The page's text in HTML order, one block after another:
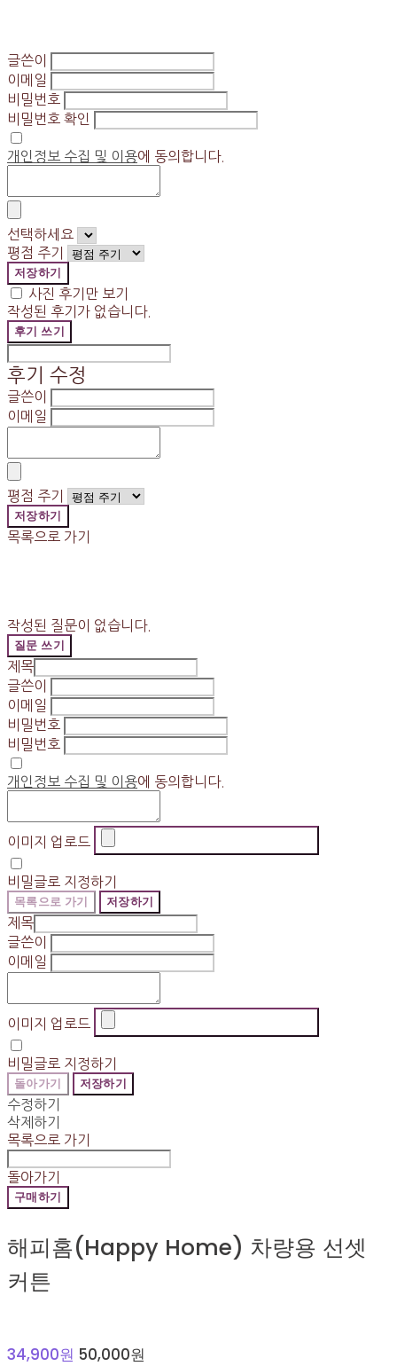
글쓴이
이메일
비밀번호
비밀번호 확인
개인정보 수집 및 이용에 동의합니다.
선택하세요
평점 주기
저장하기
사진 후기만 보기
작성된 후기가 없습니다.
후기 쓰기
후기 수정
글쓴이
이메일
평점 주기
저장하기
목록으로 가기
작성된 질문이 없습니다.
질문 쓰기
제목
글쓴이
이메일
비밀번호
비밀번호
개인정보 수집 및 이용에 동의합니다.
이미지 업로드
비밀글로 지정하기
목록으로 가기 저장하기
제목
글쓴이
이메일
이미지 업로드
비밀글로 지정하기
돌아가기 저장하기
수정하기
삭제하기
목록으로 가기
돌아가기
구매하기
해피홈(Happy Home) 차량용 선셋
커튼
34,900원 50,000원